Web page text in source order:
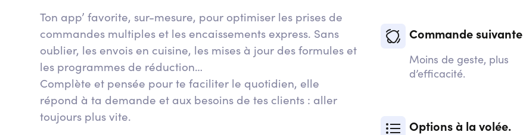
Ton app’ favorite, sur-mesure, pour optimiser les prises de
commandes multiples et les encaissements express. Sans
oublier, les envois en cuisine, les mises à jour des formules et
les programmes de réduction…
Complète et pensée pour te faciliter le quotidien, elle
répond à ta demande et aux besoins de tes clients : aller
toujours plus vite.
Commande suivante
Moins de geste, plus
d’efficacité.
Options à la volée.